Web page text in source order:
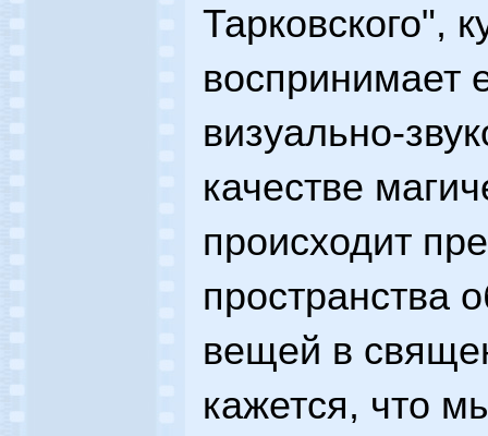
Тарковского",
воспринимает
визуально-
качестве
происходит
пространства
вещей в
кажется, что